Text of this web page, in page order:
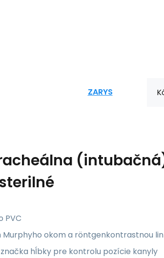
ZARYS
PVC
Murphyho okom a röntgenkontrastnou
značka hĺbky pre kontrolu pozície kanyly